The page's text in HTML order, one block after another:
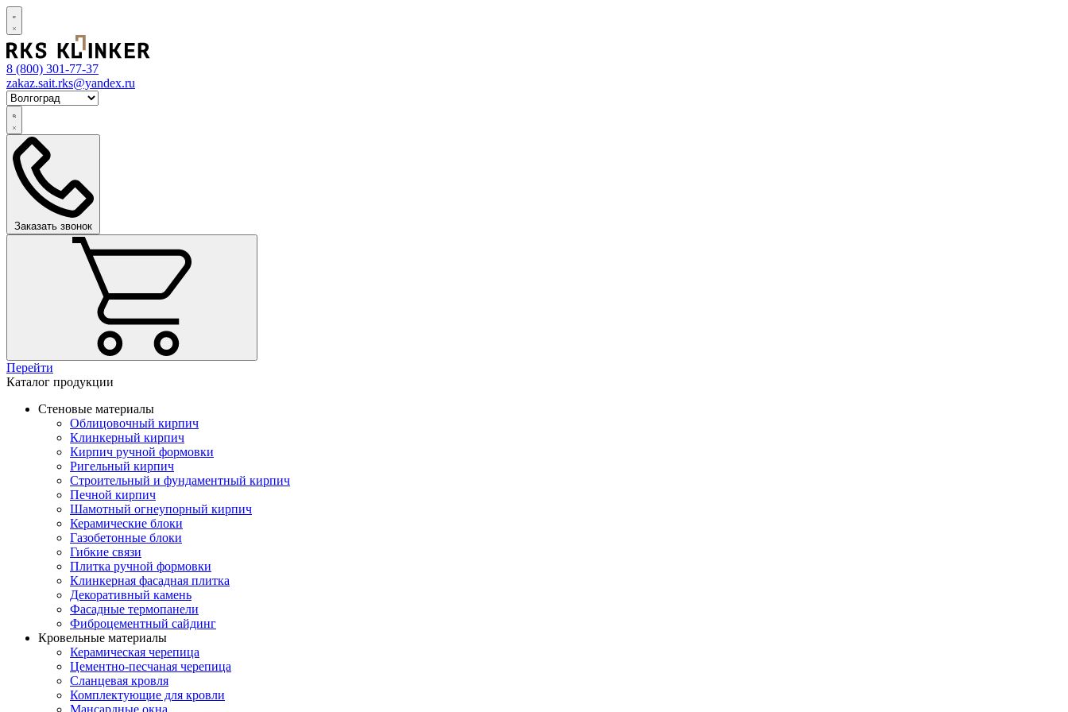
8 (800) 301-77-37
zakaz.sait.rks@yandex.ru
Заказать звонок
Перейти
Каталог продукции
Стеновые материалы
Облицовочный кирпич
Клинкерный кирпич
Кирпич ручной формовки
Ригельный кирпич
Строительный и фундаментный кирпич
Печной кирпич
Шамотный огнеупорный кирпич
Керамические блоки
Газобетонные блоки
Гибкие связи
Плитка ручной формовки
Клинкерная фасадная плитка
Декоративный камень
Фасадные термопанели
Фиброцементный сайдинг
Кровельные материалы
Керамическая черепица
Цементно-песчаная черепица
Сланцевая кровля
Комплектующие для кровли
Мансардные окна